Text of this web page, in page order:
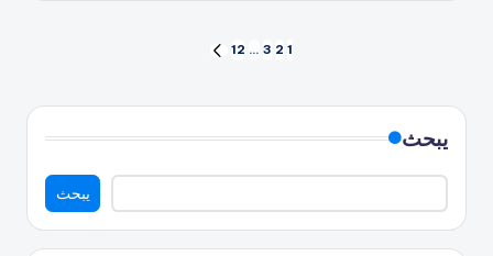
الصفحات
للمشاركات
1
2
3
…
12
يبحث
يبحث